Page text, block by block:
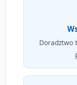
Doradztwo